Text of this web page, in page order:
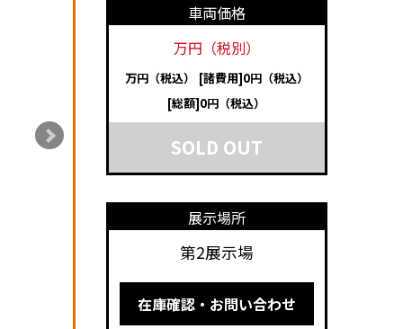
車両価格
万円（税別）
万円（税込）
[諸費用]0円（税込）
[総額]0円（税込）
SOLD OUT
展示場所
第2展示場
在庫確認・お問い合わせ